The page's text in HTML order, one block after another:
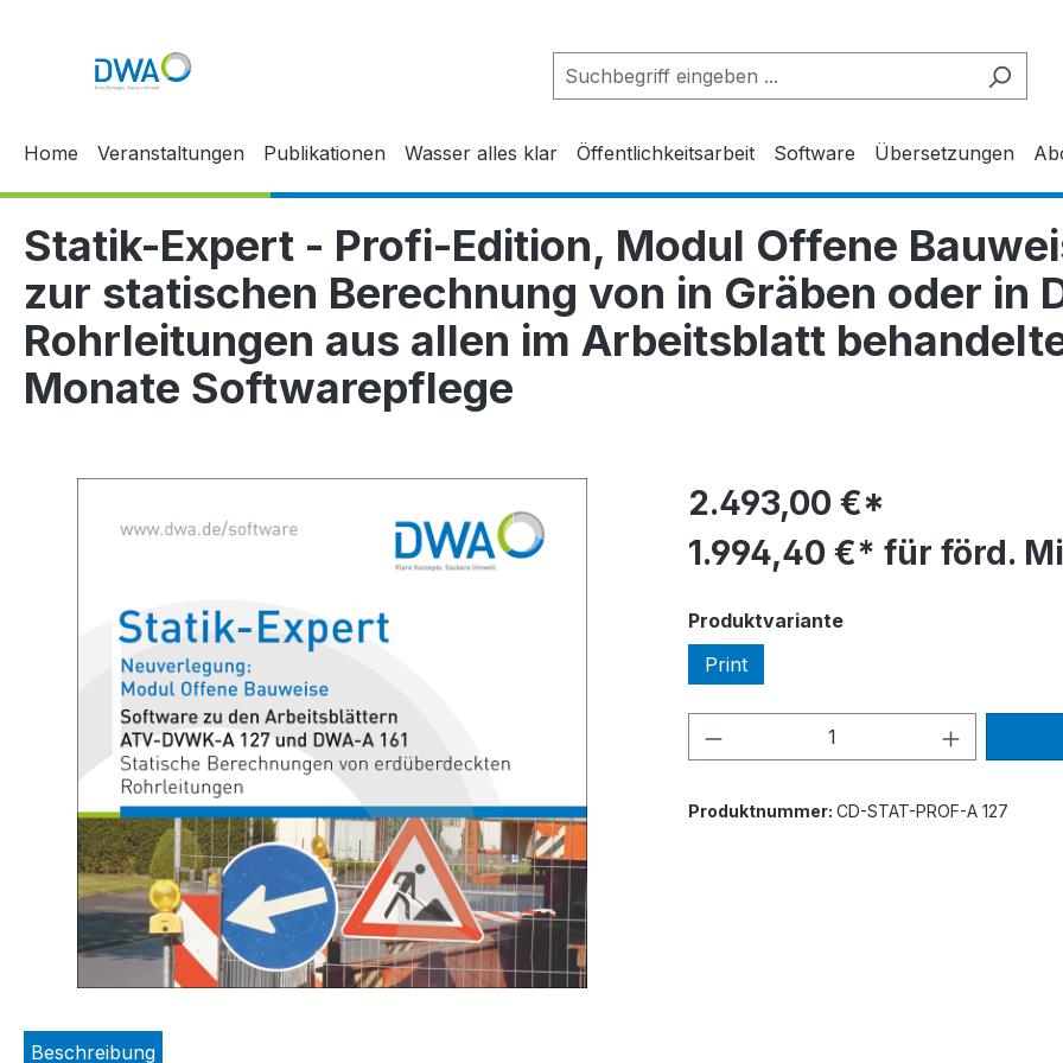
Home Veranstaltungen Publikationen Wasser alles klar Öffentlichkeitsarbeit Software Übersetzungen
Statik-Expert - Profi-Edition, Modul Offene
zur statischen Berechnung von in Gräben oder in
Rohrleitungen aus allen im Arbeitsblatt
Monate Softwarepflege
2.493,00 €*
1.994,40 €* für förd.
Produktvarianteauswählen
Print
Produkt Anzahl: Gib den
Produktnummer: CD-STAT-PROF-A 127
Beschreibung